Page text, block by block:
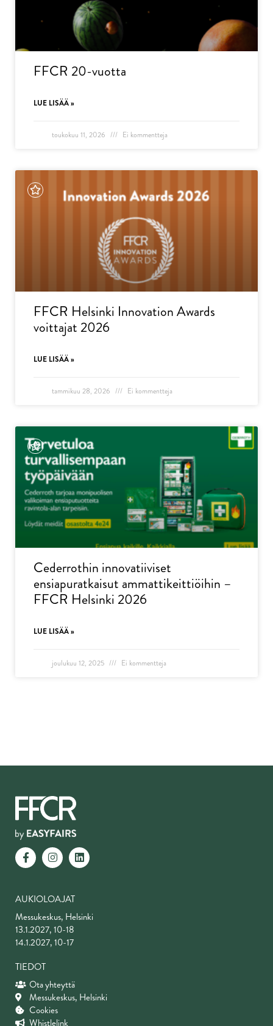
FFCR 20-vuotta
LUE LISÄÄ »
toukokuu 11, 2026 Ei kommentteja
FFCR Helsinki Innovation Awards
voittajat 2026
LUE LISÄÄ »
tammikuu 28, 2026 Ei kommentteja
Cederrothin innovatiiviset
ensiapuratkaisut ammattikeittiöihin –
FFCR Helsinki 2026
LUE LISÄÄ »
joulukuu 12, 2025 Ei kommentteja
AUKIOLOAJAT
Messukeskus, Helsinki
13.1.2027, 10-18
14.1.2027, 10-17
TIEDOT
Ota yhteyttä
Messukeskus, Helsinki
Cookies
Whistlelink